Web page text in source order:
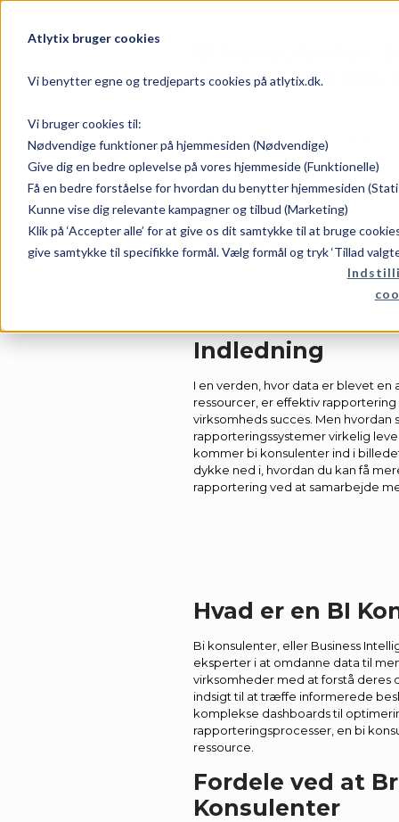
Atlytix bruger cookies
Vi benytter egne og tredjeparts cookies på atlytix.dk.
Vi bruger cookies til:
Nødvendige funktioner på hjemmesiden (Nødvendige)
Give dig en bedre oplevelse på vores hjemmeside (Funktionelle)
Få en bedre forståelse for hvordan du benytter hjemmesiden
Kunne vise dig relevante kampagner og tilbud (Marketing)
Klik på ‘Accepter alle’ for at give os dit samtykke til at bruge
give samtykke til specifikke formål. Vælg formål og tryk ‘Tillad
Værdi Ud Af Din
marts 29, 2026 Rene
Indledning
I en verden, hvor data er blevet
ressourcer, er effektiv
virksomheds succes. Men hvordan
rapporteringssystemer virkelig
kommer bi konsulenter ind i
dykke ned i, hvordan du kan få
rapportering ved at samarbejde
Hvad er en BI
Bi konsulenter, eller Business
eksperter i at omdanne data til
virksomheder med at forstå deres
indsigt til at træffe informerede
komplekse dashboards til
rapporteringsprocesser, en bi
ressource.
Fordele ved at
Konsulenter